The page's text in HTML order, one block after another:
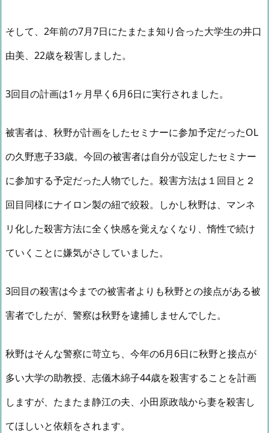
そして、2年前の7月7日にたまたま知り合った大学生の井口
由美、22歳を殺害しました。
3回目の計画は1ヶ月早く6月6日に実行されました。
被害者は、秋野が計画をしたセミナーに参加予定だったOL
の久野恵子33歳。今回の被害者は自分が設定したセミナー
に参加する予定だった人物でした。殺害方法は１回目と２
回目同様にナイロン製の紐で絞殺。しかし秋野は、マンネ
リ化した殺害方法に全く快感を覚えなくなり、惰性で続け
ていくことに嫌気がさしていました。
3回目の殺害は今までの被害者よりも秋野との接点がある被
害者でしたが、警察は秋野を逮捕しませんでした。
秋野はそんな警察に苛立ち、今年の6月6日に秋野と接点が
多い大学の助教授、志儀木綿子44歳を殺害することを計画
しますが、たまたま静江の夫、小田原政哉から妻を殺害し
てほしいと依頼をされます。